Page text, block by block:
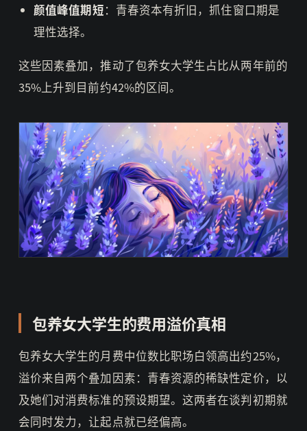
颜值峰值期短：青春资本有折旧，抓住窗口期是
理性选择。
这些因素叠加，推动了包养女大学生占比从两年前的
35%上升到目前约42%的区间。
包养女大学生的费用溢价真相
包养女大学生的月费中位数比职场白领高出约25%，
溢价来自两个叠加因素：青春资源的稀缺性定价，以
及她们对消费标准的预设期望。这两者在谈判初期就
会同时发力，让起点就已经偏高。